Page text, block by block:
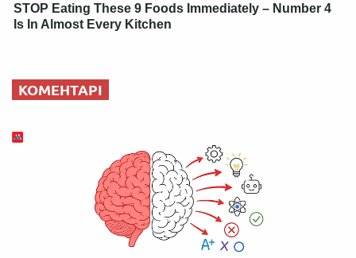
STOP Eating These 9 Foods Immediately – Number 4
Is In Almost Every Kitchen
КОМЕНТАРІ